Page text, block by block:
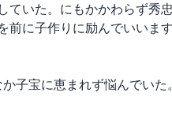
ていた。にもかかわらず秀
前に子作りに励んでいいま
子宝に恵まれず悩んでいた